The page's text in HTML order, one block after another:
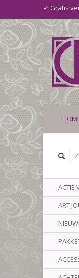
✓ Gratis
ACTIE
ART